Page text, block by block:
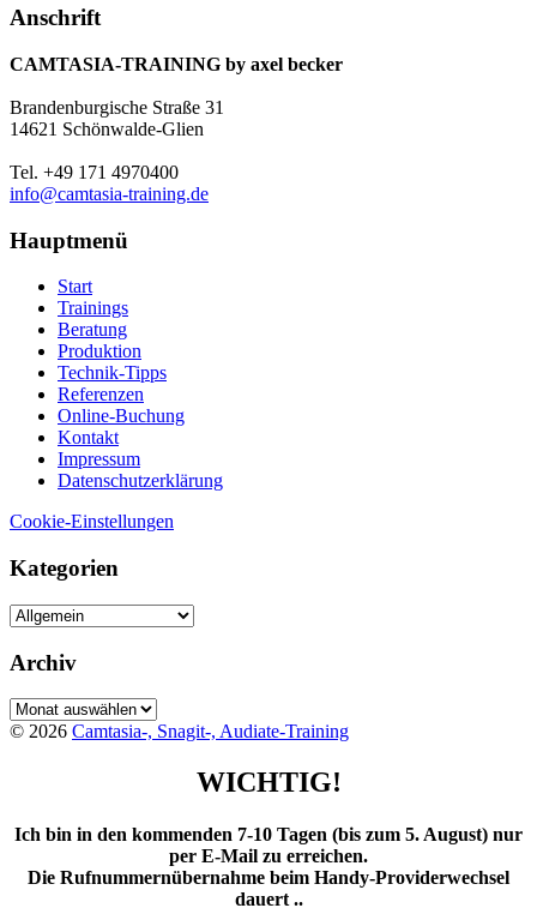
Anschrift
CAMTASIA-TRAINING by axel becker
Brandenburgische Straße 31
14621 Schönwalde-Glien
Tel. +49 171 4970400
info@camtasia-training.de
Hauptmenü
Start
Trainings
Beratung
Produktion
Technik-Tipps
Referenzen
Online-Buchung
Kontakt
Impressum
Datenschutzerklärung
Cookie-Einstellungen
Kategorien
Kategorien
Archiv
Archiv
© 2026 Camtasia-, Snagit-, Audiate-Training
WICHTIG!
Ich bin in den kommenden 7-10 Tagen (bis zum 5. August) nur
per E-Mail zu erreichen.
Die Rufnummernübernahme beim Handy-Providerwechsel
dauert ..